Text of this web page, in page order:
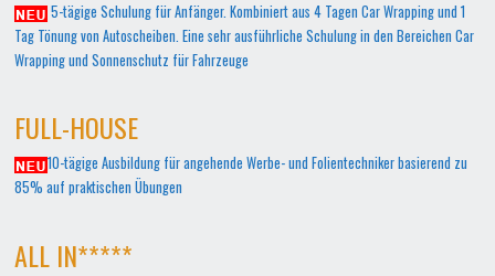
5-tägige Schulung für Anfänger. Kombiniert aus 4 Tagen Car Wrapping und 1
Tag Tönung von Autoscheiben. Eine sehr ausführliche Schulung in den Bereichen Car
Wrapping und Sonnenschutz für Fahrzeuge
FULL-HOUSE
10-tägige Ausbildung für angehende Werbe- und Folientechniker basierend zu
85% auf praktischen Übungen
ALL IN*****